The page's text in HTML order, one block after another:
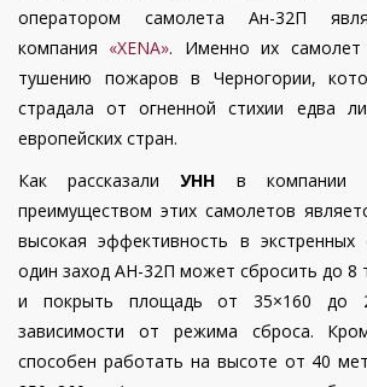
оператором самолета Ан-32П
компания «XENA». Именно их
тушению пожаров в Черногории,
страдала от огненной стихии едва
европейских стран.
Как рассказалиУНН в компании
преимуществом этих самолетов
высокая эффективность в экстренных
один заход АН-32П может сбросить до 8
и покрыть площадь от 35×160 до
зависимости от режима сброса.
способен работать на высоте от 40